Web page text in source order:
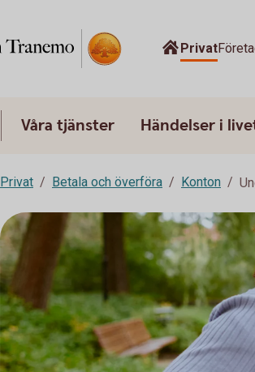
Privat
Våra tjänster Händelser i
Privat Betala och överföra Konton